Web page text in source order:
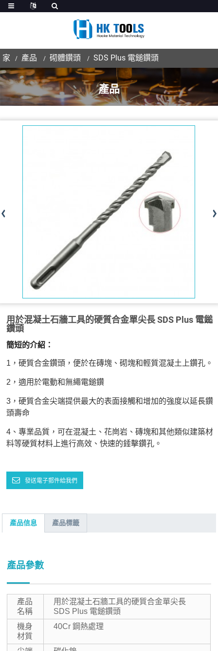
家 產品 砌體鑽頭 SDS Plus 電鎚鑽頭
產品
用於混凝土石牆工具的硬質合金單尖長 SDS Plus 電鎚
鑽頭
簡短的介紹：
1，硬質合金鑽頭，便於在磚塊、砌塊和輕質混凝土上鑽孔。
2，適用於電動和無繩電鎚鑽
3，硬質合金尖端提供最大的表面接觸和增加的強度以延長鑽
頭壽命
4、專業品質，可在混凝土、花崗岩、磚塊和其他類似建築材
料等硬質材料上進行高效、快速的錘擊鑽孔。
發送電子郵件給我們
產品信息 產品標籤
產品參數
產品
名稱
用於混凝土石牆工具的硬質合金單尖長
SDS Plus 電鎚鑽頭
機身
材質
40Cr 鋼熱處理